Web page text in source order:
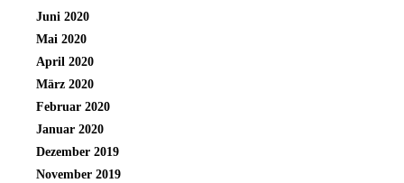
Juni 2020
Mai 2020
April 2020
März 2020
Februar 2020
Januar 2020
Dezember 2019
November 2019